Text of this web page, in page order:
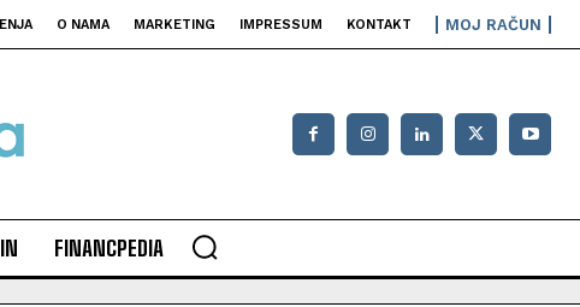
O NAMA MARKETING IMPRESSUM KONTAKT MOJ RAČUN
FINANCPEDIA